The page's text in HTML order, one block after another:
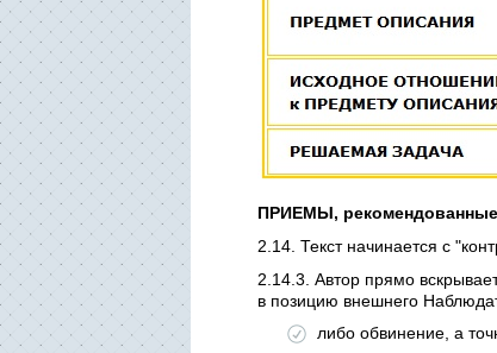
ПРИЕМЫ,
2.14. Текст начинается с
2.14.3. Автор прямо
в позицию внешнего
либо обвинение, а